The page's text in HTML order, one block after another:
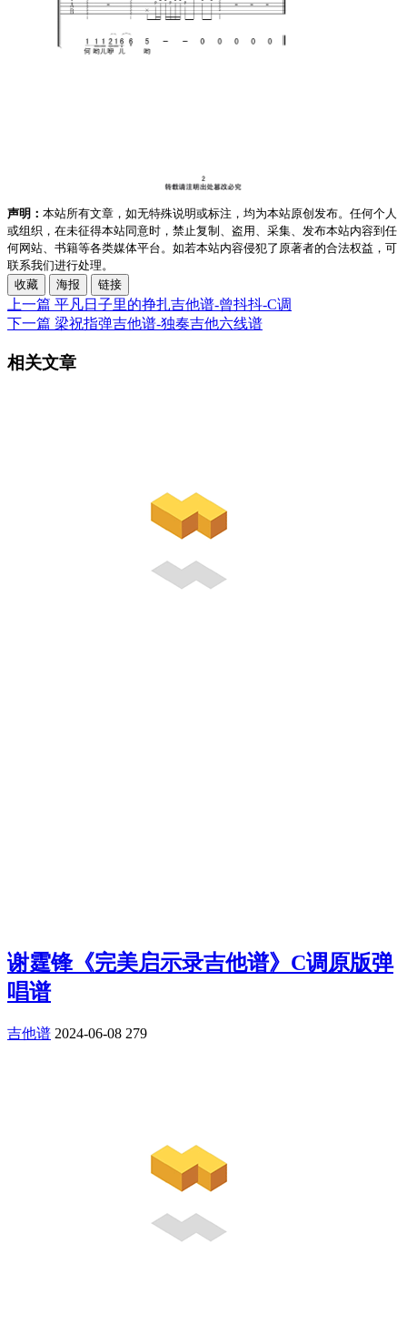
声明： 本站所有文章，如无特殊说明或标注，均为本站原创发布。任何个人
或组织，在未征得本站同意时，禁止复制、盗用、采集、发布本站内容到任
何网站、书籍等各类媒体平台。如若本站内容侵犯了原著者的合法权益，可
联系我们进行处理。
收藏
海报 链接
上一篇 平凡日子里的挣扎吉他谱-曾抖抖-C调
下一篇 梁祝指弹吉他谱-独奏吉他六线谱
相关文章
谢霆锋《完美启示录吉他谱》C调原版弹
唱谱
吉他谱 2024-06-08 279